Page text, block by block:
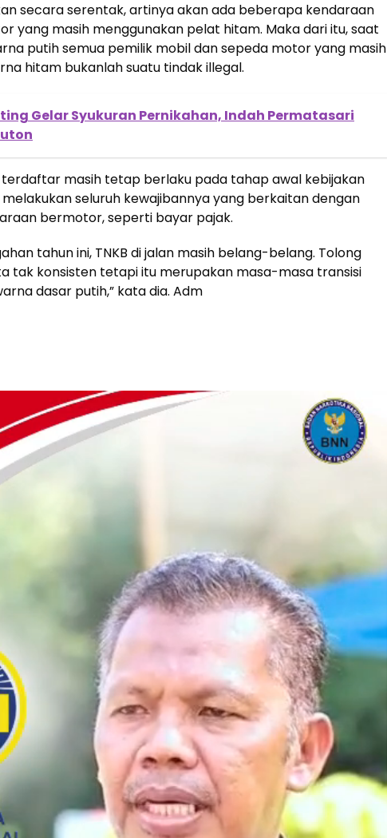
secara serentak, artinya akan ada beberapa kendaraan
yang masih menggunakan pelat hitam. Maka dari itu, saat
putih semua pemilik mobil dan sepeda motor yang masih
hitam bukanlah suatu tindak illegal.
Gelar Syukuran Pernikahan, Indah Permatasari
terdaftar masih tetap berlaku pada tahap awal kebijakan
seluruh kewajibannya yang berkaitan dengan
bermotor, seperti bayar pajak.
tahun ini, TNKB di jalan masih belang-belang. Tolong
tak konsisten tetapi itu merupakan masa-masa transisi
dasar putih,” kata dia. Adm